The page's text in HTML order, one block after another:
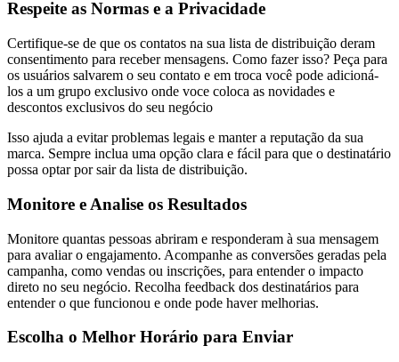
Respeite as Normas e a Privacidade
Certifique-se de que os contatos na sua lista de distribuição deram
consentimento para receber mensagens. Como fazer isso? Peça para
os usuários salvarem o seu contato e em troca você pode adicioná-
los a um grupo exclusivo onde voce coloca as novidades e
descontos exclusivos do seu negócio
Isso ajuda a evitar problemas legais e manter a reputação da sua
marca. Sempre inclua uma opção clara e fácil para que o destinatário
possa optar por sair da lista de distribuição.
Monitore e Analise os Resultados
Monitore quantas pessoas abriram e responderam à sua mensagem
para avaliar o engajamento. Acompanhe as conversões geradas pela
campanha, como vendas ou inscrições, para entender o impacto
direto no seu negócio. Recolha feedback dos destinatários para
entender o que funcionou e onde pode haver melhorias.
Escolha o Melhor Horário para Enviar